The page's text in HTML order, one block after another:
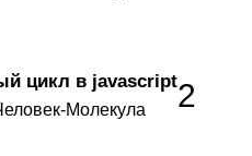
цикл в javascript
Молекула 2